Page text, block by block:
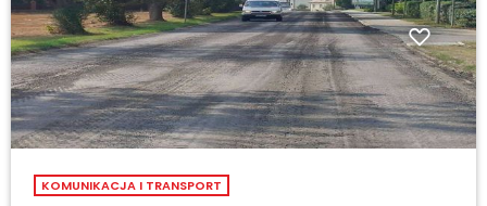
KOMUNIKACJA I TRANSPORT